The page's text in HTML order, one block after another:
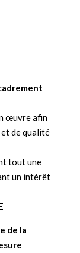
œuvre afin
de qualité
tout une
un intérêt
de la